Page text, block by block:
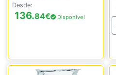
Desde:
136.84€ Disponível